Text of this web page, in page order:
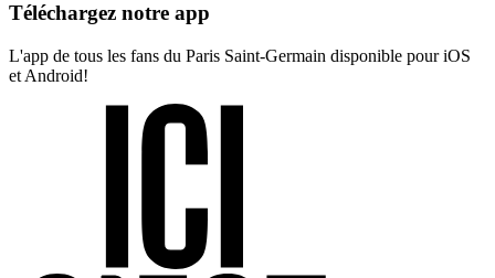
Téléchargez notre app
L'app de tous les fans du Paris Saint-Germain disponible pour iOS
et Android!